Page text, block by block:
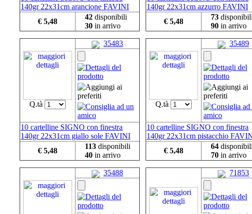
140gr 22x31cm arancione FAVINI
€ 5,48
42 disponibili
30 in arrivo
140gr 22x31cm azzurro FAVINI
€ 5,48
73
90 in arrivo
Q.tà
35483
10 cartelline SIGNO con finestra
140gr 22x31cm giallo sole FAVINI
€ 5,48
113 disponibili
40 in arrivo
Q.tà
35489
10 cartelline SIGNO con finestra
140gr 22x31cm pistacchio
€ 5,48
64
70 in arrivo
35488 71853